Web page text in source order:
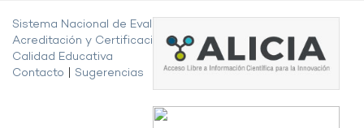
Sistema Nacional de Evaluación,
Acreditación y Certificación de la
Calidad Educativa
Contacto
Sugerencias